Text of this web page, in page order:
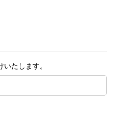
たします。